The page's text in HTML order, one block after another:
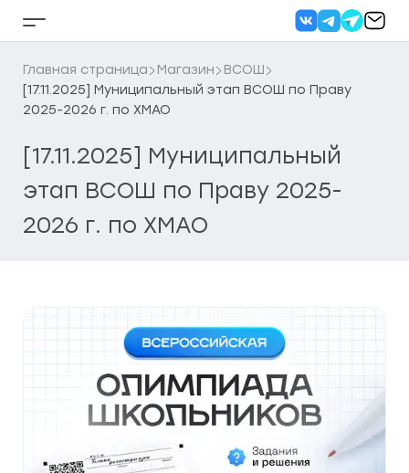
Кнопка
бокового
меню
Главная страница Магазин
ВСОШ
[17.11.2025] Муниципальный этап ВСОШ по Праву
2025-2026 г. по ХМАО
[17.11.2025] Муниципальный
этап ВСОШ по Праву 2025-
2026 г. по ХМАО